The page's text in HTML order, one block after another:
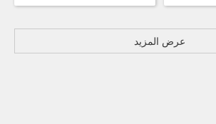
عرض المزيد